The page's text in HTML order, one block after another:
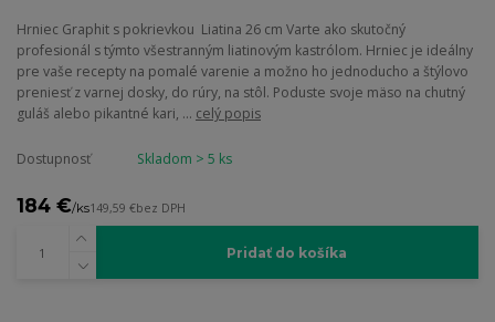
Hrniec Graphit s pokrievkou Liatina 26 cm Varte ako skutočný
profesionál s týmto všestranným liatinovým kastrólom. Hrniec je ideálny
pre vaše recepty na pomalé varenie a možno ho jednoducho a štýlovo
preniesť z varnej dosky, do rúry, na stôl. Poduste svoje mäso na chutný
guláš alebo pikantné kari, ... celý popis
Dostupnosť Skladom > 5 ks
184 €/ks149,59 €bez DPH
Pridať do košíka